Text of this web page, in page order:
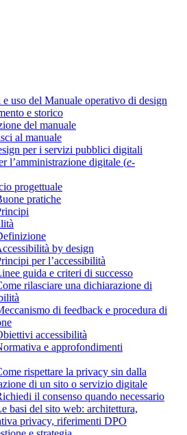
e uso del Manuale operativo di design
e storico
del manuale
al manuale
per i servizi pubblici digitali
l’amministrazione digitale (e-
progettuale
pratiche
by design
per l’accessibilità
guida e criteri di successo
rilasciare una dichiarazione di
di feedback e procedura di
accessibilità
e approfondimenti
rispettare la privacy sin dalla
di un sito o servizio digitale
il consenso quando necessario
basi del sito web: architettura,
privacy, riferimenti DPO